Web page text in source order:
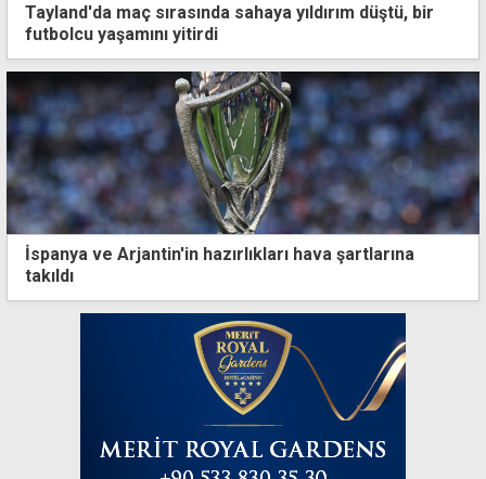
Tayland'da maç sırasında sahaya yıldırım düştü, bir
futbolcu yaşamını yitirdi
İspanya ve Arjantin'in hazırlıkları hava şartlarına
takıldı